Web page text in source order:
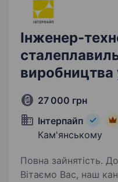
Інженер-
виробництва
27 000 грн
Інтерпайп
Кам'янському
Повна зайнятість.
Вітаємо Вас, наш